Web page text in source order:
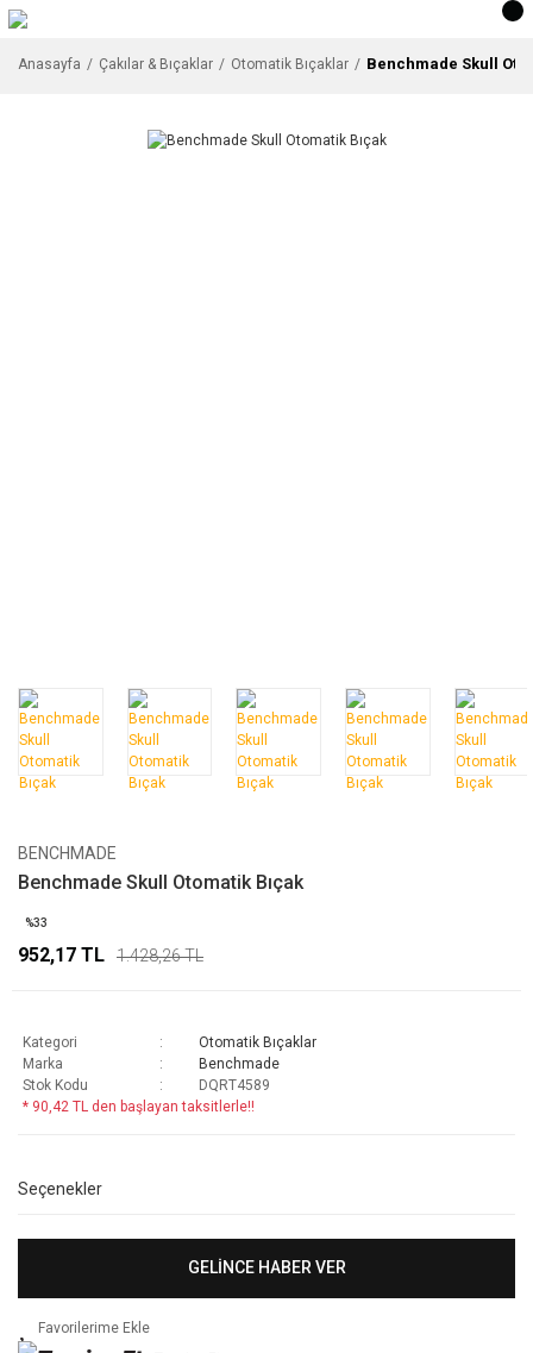
Anasayfa Çakılar & Bıçaklar Otomatik Bıçaklar Benchmade Skull
BENCHMADE
Benchmade Skull Otomatik Bıçak
%33
952,17 TL 1.428,26 TL
Kategori
Otomatik Bıçaklar
Marka
Benchmade
Stok Kodu
DQRT4589
* 90,42 TL den başlayan taksitlerle!!
Seçenekler
GELİNCE HABER VER